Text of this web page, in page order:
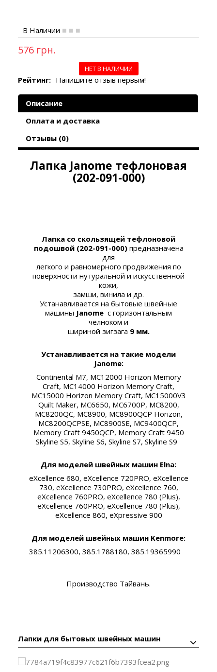
В Наличии
576 грн.
НЕТ В НАЛИЧИИ
Рейтинг: Напишите отзыв первым!
Описание
Оплата и доставка
Отзывы (0)
Лапка Janome тефлоновая
(202-091-000)
Лапка со скользящей тефлоновой
подошвой (202-091-000) предназначена
для
легкого и равномерного продвижения по
поверхности нутуральной и искусственной
кожи,
замши, винила и др.
Устанавливается на бытовые швейные
машины Janome с горизонтальным
челноком и
шириной зигзага 9 мм.
Устанавливается на такие модели
Janome:
Continental M7, MC12000 Horizon Memory
Craft, MC14000 Horizon Memory Craft,
MC15000 Horizon Memory Craft, MC15000V3
Quilt Maker, MC6650, MC6700P, MC8200,
MC8200QC, MC8900, MC8900QCP Horizon,
MC8200QCPSE, MC8900SE, MC9400QCP,
Memory Craft 9450QCP, Memory Craft 9450
Skyline S5, Skyline S6, Skyline S7, Skyline S9
Для моделей швейных машин Elna:
eXcellence 680, eXcellence 720PRO, eXcellence
730, eXcellence 730PRO, eXcellence 760,
eXcellence 760PRO, eXcellence 780 (Plus),
eXcellence 760PRO, eXcellence 780 (Plus),
eXcellence 860, eXpressive 900
Для моделей швейных машин Kenmore:
385.11206300, 385.1788180, 385.19365990
Производство Тайвань.
Лапки для бытовых швейных машин